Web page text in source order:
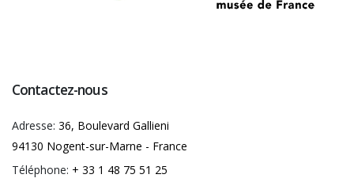
Contactez-nous
Adresse: 36, Boulevard Gallieni
94130 Nogent-sur-Marne - France
Téléphone: + 33 1 48 75 51 25